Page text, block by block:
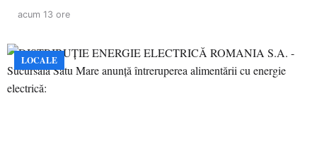
acum 13 ore
LOCALE